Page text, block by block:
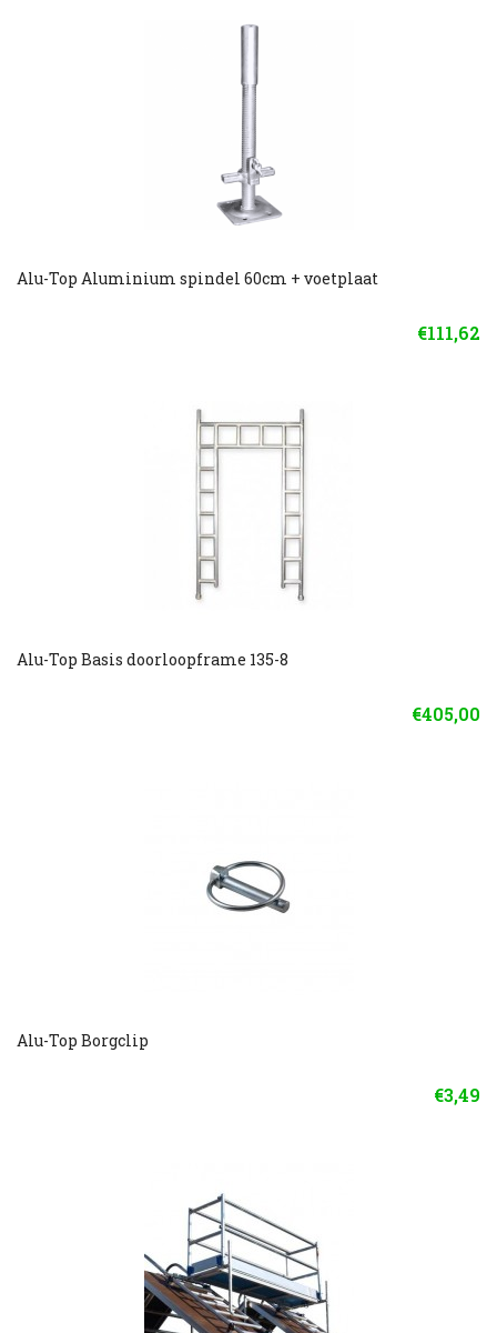
Alu-Top Aluminium spindel 60cm + voetplaat
€111,62
Alu-Top Basis doorloopframe 135-8
€405,00
Alu-Top Borgclip
€3,49